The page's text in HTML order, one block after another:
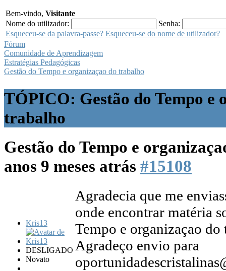
Bem-vindo, Visitante
Nome do utilizador:
Senha:
Esqueceu-se da palavra-passe? Esqueceu-se do nome de utilizador?
Fórum
Comunidade de Aprendizagem
Estratégias Pedagógicas
Gestão do Tempo e organizaçao do trabalho
TÓPICO: Gestão do Tempo e
trabalho
Gestão do Tempo e
anos 9 meses atrás #15108
Kris13
DESLIGADO
Novato
Agradecia que me
onde encontrar matéria
Tempo e organizaçao do
Agradeço envio para